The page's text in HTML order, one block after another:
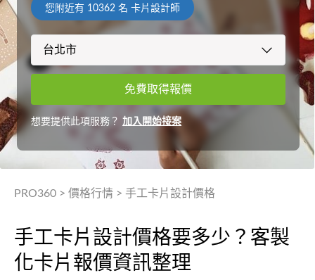
您附近有 10362 名 卡片設計師
免費取得報價
想要提供此項服務？加入開始接案
PRO360 > 價格行情 > 手工卡片設計價格
手工卡片設計價格要多少？客製
化卡片報價資訊整理